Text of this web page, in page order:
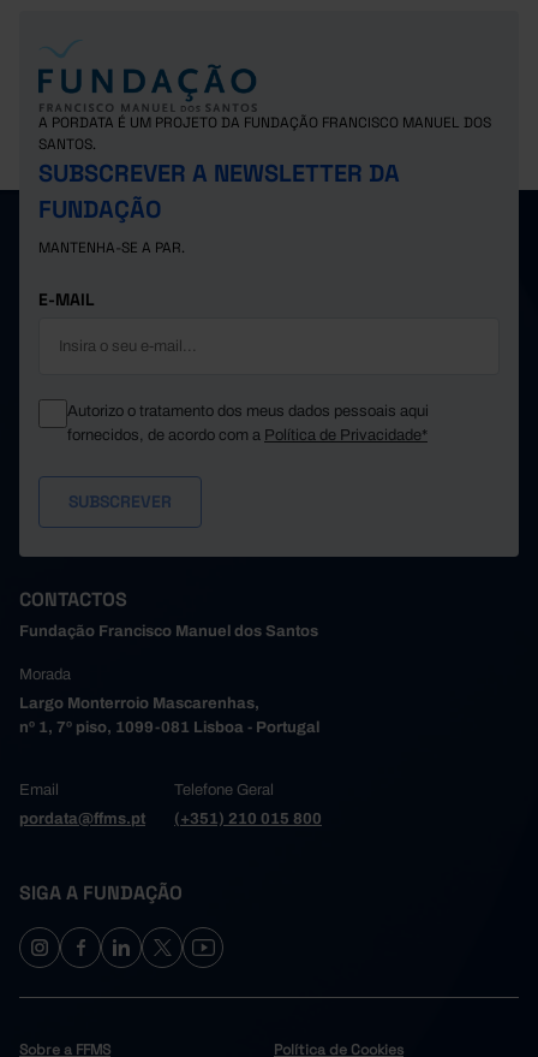
A PORDATA É UM PROJETO DA FUNDAÇÃO FRANCISCO MANUEL DOS
SANTOS.
SUBSCREVER A NEWSLETTER DA
FUNDAÇÃO
MANTENHA-SE A PAR.
E-MAIL
Autorizo o tratamento dos meus dados pessoais aqui
fornecidos, de acordo com a Política de Privacidade*
CONTACTOS
Fundação Francisco Manuel dos Santos
Morada
Largo Monterroio Mascarenhas,
nº 1, 7º piso, 1099-081 Lisboa - Portugal
Email
pordata@ffms.pt
Telefone Geral
(+351) 210 015 800
SIGA A FUNDAÇÃO
Sobre a FFMS Política de Cookies